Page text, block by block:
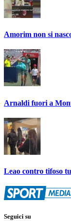
Amorim non si
Arnaldi fuori a
Leao contro tifoso
Seguici su